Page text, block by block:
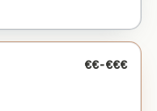
€€-€€€